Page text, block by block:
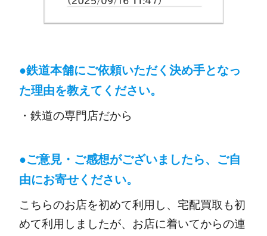
●鉄道本舗にご依頼いただく決め手となっ
た理由を教えてください。
・鉄道の専門店だから
●ご意見・ご感想がございましたら、ご自
由にお寄せください。
こちらのお店を初めて利用し、宅配買取も初
めて利用しましたが、お店に着いてからの連